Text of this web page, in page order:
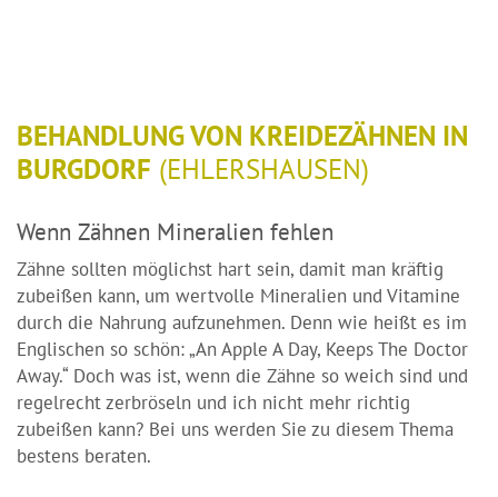
BEHANDLUNG VON KREIDEZÄHNEN IN
BURGDORF (EHLERSHAUSEN)
Wenn Zähnen Mineralien fehlen
Zähne sollten möglichst hart sein, damit man kräftig
zubeißen kann, um wertvolle Mineralien und Vitamine
durch die Nahrung aufzunehmen. Denn wie heißt es im
Englischen so schön: „An Apple A Day, Keeps The Doctor
Away.“ Doch was ist, wenn die Zähne so weich sind und
regelrecht zerbröseln und ich nicht mehr richtig
zubeißen kann? Bei uns werden Sie zu diesem Thema
bestens beraten.